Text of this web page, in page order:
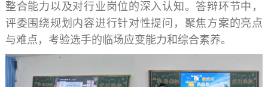
整合能力以及对行业岗位的深入认知。答辩环节中，
评委围绕规划内容进行针对性提问，聚焦方案的亮点
与难点，考验选手的临场应变能力和综合素养。